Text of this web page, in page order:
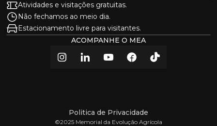
Atividades e visitações gratuitas.
Não fechamos ao meio dia.
Estacionamento livre para visitantes.
ACOMPANHE O MEA
Politica de Privacidade
©2025 Memorial da Evolução Agrícola